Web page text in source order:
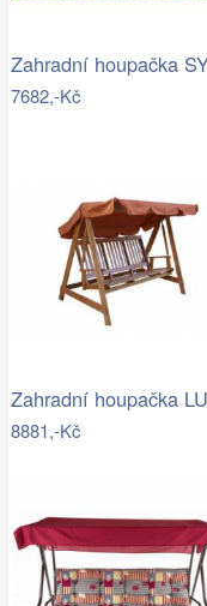
7682,-Kč
8881,-Kč